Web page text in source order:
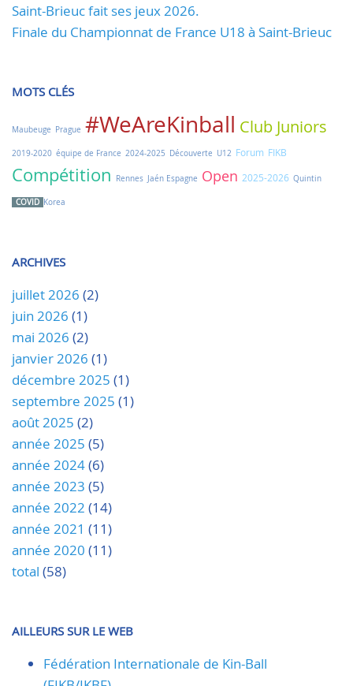
Saint-Brieuc fait ses jeux 2026.
Finale du Championnat de France U18 à Saint-Brieuc
MOTS CLÉS
Maubeuge Prague #WeAreKinball Club Juniors
2019-2020 équipe de France 2024-2025 Découverte U12 Forum FIKB
Compétition Rennes Jaén Espagne Open 2025-2026 Quintin
COVID Korea
ARCHIVES
juillet 2026 (2)
juin 2026 (1)
mai 2026 (2)
janvier 2026 (1)
décembre 2025 (1)
septembre 2025 (1)
août 2025 (2)
année 2025 (5)
année 2024(6)
année 2023 (5)
année 2022 (14)
année 2021 (11)
année 2020 (11)
total (58)
AILLEURS SUR LE WEB
Fédération Internationale de Kin-Ball